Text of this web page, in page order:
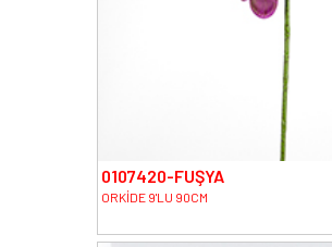
0107420-FUŞYA
ORKİDE 9'LU 90CM